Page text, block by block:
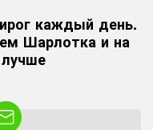
каждый день.
Шарлотка и на
лучше